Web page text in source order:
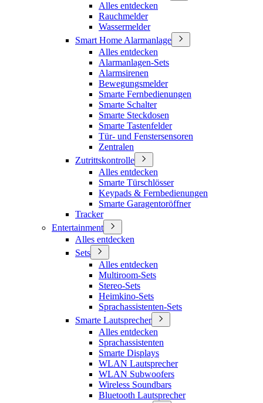
Alles entdecken
Rauchmelder
Wassermelder
Smart Home Alarmanlage
Alles entdecken
Alarmanlagen-Sets
Alarmsirenen
Bewegungsmelder
Smarte Fernbedienungen
Smarte Schalter
Smarte Steckdosen
Smarte Tastenfelder
Tür- und Fenstersensoren
Zentralen
Zutrittskontrolle
Alles entdecken
Smarte Türschlösser
Keypads & Fernbedienungen
Smarte Garagentoröffner
Tracker
Entertainment
Alles entdecken
Sets
Alles entdecken
Multiroom-Sets
Stereo-Sets
Heimkino-Sets
Sprachassistenten-Sets
Smarte Lautsprecher
Alles entdecken
Sprachassistenten
Smarte Displays
WLAN Lautsprecher
WLAN Subwoofers
Wireless Soundbars
Bluetooth Lautsprecher